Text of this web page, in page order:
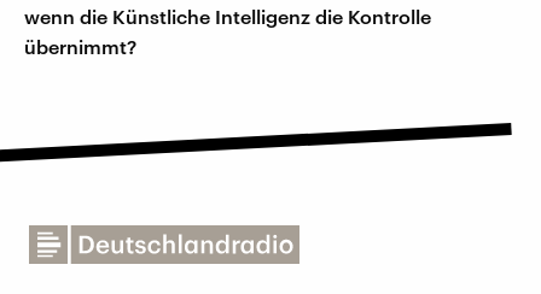
wenn die Künstliche Intelligenz die Kontrolle
übernimmt?